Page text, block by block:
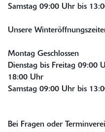
Samstag 09:00 Uhr bis
Unsere
Montag Geschlossen
Dienstag bis Freitag 09:00
18:00 Uhr
Samstag 09:00 Uhr bis
Bei Fragen oder